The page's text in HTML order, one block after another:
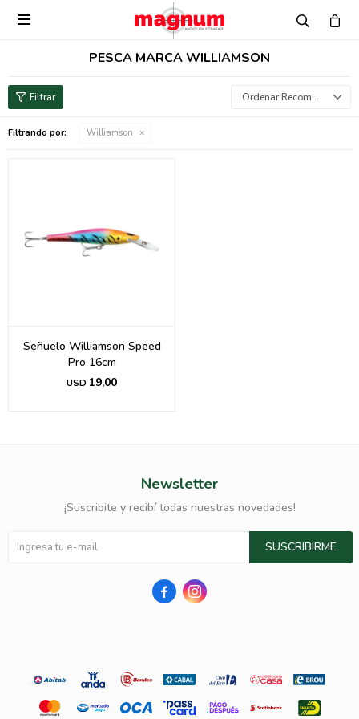

PESCA MARCA WILLIAMSON
Recomendados
Filtrando por: Williamson
Señuelo Williamson Speed
Pro 16cm
USD 19,00
Newsletter
¡Suscribite y recibí todas nuestras novedades!
SUSCRIBIRME
 